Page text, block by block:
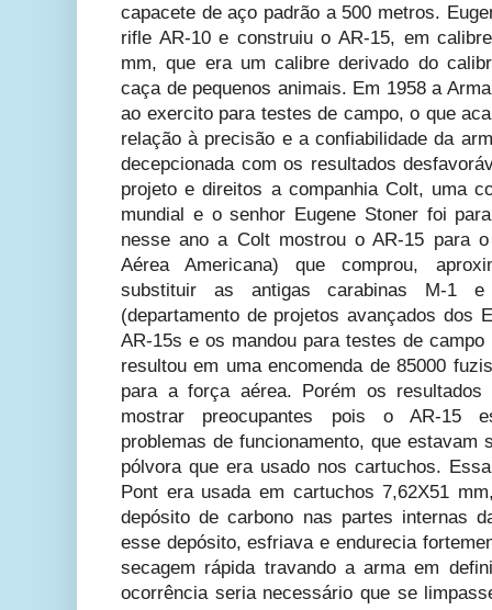
capacete de aço padrão a 500 metros.
rifle AR-10 e construiu o AR-15, em
mm, que era um calibre derivado do
caça de pequenos animais. Em 1958 a
ao exercito para testes de campo, o que
relação à precisão e a confiabilidade da
decepcionada com os resultados
projeto e direitos a companhia Colt, uma
mundial e o senhor Eugene Stoner foi
nesse ano a Colt mostrou o AR-15 para
Aérea Americana) que comprou,
substituir as antigas carabinas M-1
(departamento de projetos avançados dos
AR-15s e os mandou para testes de
resultou em uma encomenda de 85000
para a força aérea. Porém os
mostrar preocupantes pois o AR-15
problemas de funcionamento, que estavam
pólvora que era usado nos cartuchos.
Pont era usada em cartuchos 7,62X51
depósito de carbono nas partes internas
esse depósito, esfriava e endurecia
secagem rápida travando a arma em
ocorrência seria necessário que se